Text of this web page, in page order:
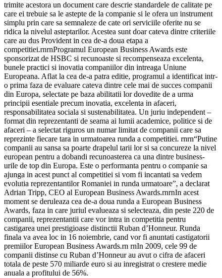
trimite acestora un document care descrie standardele de calitate pe
care ei trebuie sa le astepte de la companie si le ofera un instrument
simplu prin care sa semnaleze de cate ori serviciile oferite nu se
ridica la nivelul asteptarilor. Acestea sunt doar cateva dintre criteriile
care au dus Provident in cea de-a doua etapa a
competitiei.rnrnProgramul European Business Awards este
sponsorizat de HSBC si recunoaste si recompenseaza excelenta,
bunele practici si inovatia companiilor din intreaga Uniune
Europeana. Aflat la cea de-a patra editie, programul a identificat intr-
o prima faza de evaluare cateva dintre cele mai de succes companii
din Europa, selectate pe baza abilitatii lor dovedite de a urma
principii esentiale precum inovatia, excelenta in afaceri,
responsabilitatea sociala si sustenabilitatea. Un juriu independent –
format din reprezentanti de seama ai lumii academice, politice si de
afaceri – a selectat riguros un numar limitat de companii care sa
reprezinte fiecare tara in urmatoarea runda a competitiei. rnrn“Putine
companii au sansa sa poarte drapelul tarii lor si sa concureze la nivel
european pentru a dobandi recunoasterea ca una dintre business-
urile de top din Europa. Este o performanta pentru o companie sa
ajunga in acest punct al competitiei si vom fi incantati sa vedem
evolutia reprezentantilor Romaniei in runda urmatoare”, a declarat
Adrian Tripp, CEO al European Business Awards.rnrnIn acest
moment se deruleaza cea de-a doua runda a European Business
Awards, faza in care juriul evalueaza si selecteaza, din peste 220 de
companii, reprezentantii care vor intra in competitia pentru
castigarea unei prestigioase distinctii Ruban d’Honneur. Runda
finala va avea loc in 16 noiembrie, cand vor fi anuntati castigatorii
premiilor European Business Awards.rn rnIn 2009, cele 99 de
companii distinse cu Ruban d’Honneur au avut o cifra de afaceri
totala de peste 570 miliarde euro si au inregistrat o crestere medie
anuala a profitului de 56%.